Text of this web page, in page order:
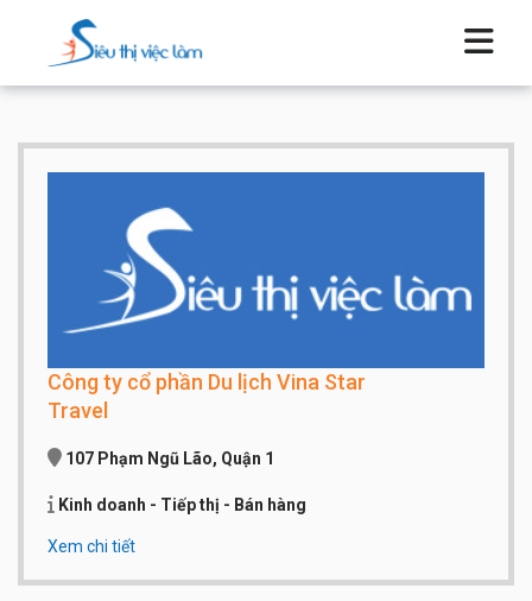
Công ty cổ phần Du lịch Vina Star
Travel
107 Phạm Ngũ Lão, Quận 1
Kinh doanh - Tiếp thị - Bán hàng
Qui mô công ty:
Số điện thoại:0979 727 081
Xem chi tiết